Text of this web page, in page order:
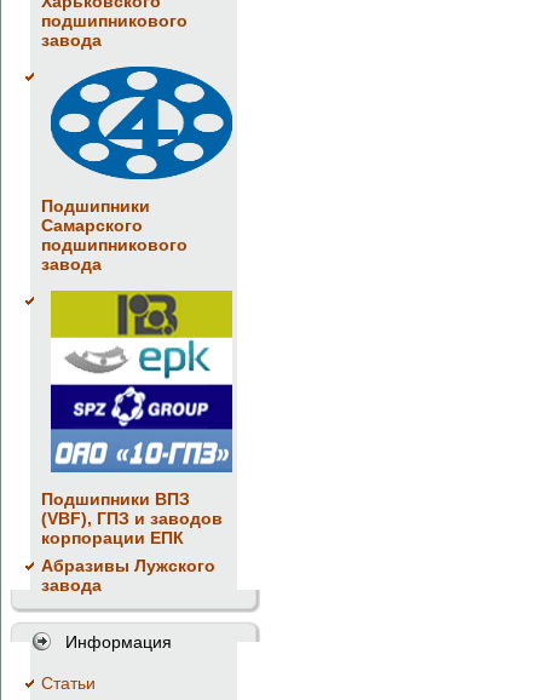
подшипникового
завода
Подшипники
Самарского
подшипникового
завода
Подшипники ВПЗ
(VBF), ГПЗ и заводов
корпорации ЕПК
Абразивы Лужского
завода
Информация
Cтатьи